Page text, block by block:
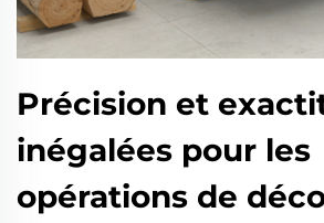
Précision et
inégalées pour les
opérations de